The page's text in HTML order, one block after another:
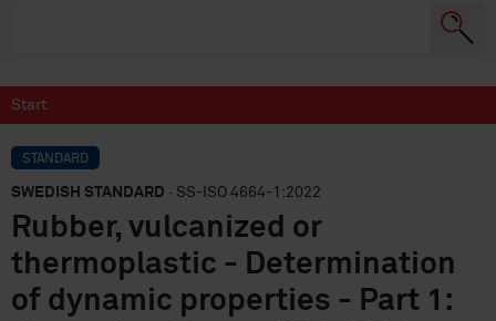
Start
STANDARD
SWEDISH STANDARD · SS-ISO 4664-1:2022
Rubber, vulcanized or
thermoplastic - Determination
of dynamic properties - Part 1: